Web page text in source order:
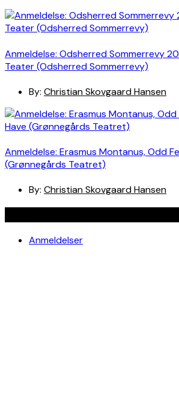
Anmeldelse: Odsherred Sommerrevy
Teater (Odsherred Sommerrevy)
By: Christian Skovgaard Hansen
Anmeldelse: Erasmus Montanus, Odd
(Grønnegårds Teatret)
By: Christian Skovgaard Hansen
Anmeldelser